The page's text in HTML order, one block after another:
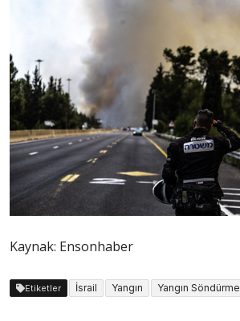
Kaynak: Ensonhaber
Etiketler İsrail Yangın Yangın Söndürme